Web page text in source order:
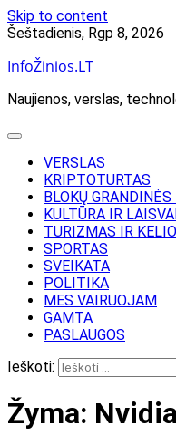
Skip to content
Šeštadienis, Rgp 8, 2026
InfoŽinios.LT
Naujienos, verslas,
VERSLAS
KRIPTOTURTAS
BLOKŲ
KULTŪRA IR
TURIZMAS IR
SPORTAS
SVEIKATA
POLITIKA
MES VAIRUOJAM
GAMTA
PASLAUGOS
Ieškoti:
Žyma: Nvidia